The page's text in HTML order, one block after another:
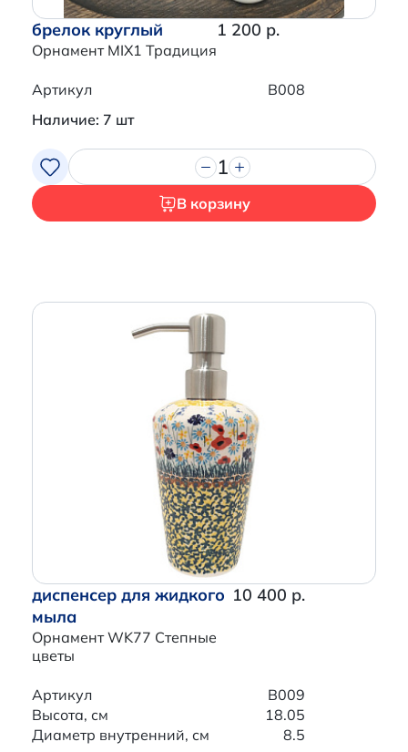
брелок круглый
Орнамент MIX1 Традиция
1 200 р.
Артикул
B008
Наличие: 7 шт
1
В корзину
диспенсер для жидкого
мыла
Орнамент WK77 Степные
цветы
10 400 р.
Артикул
B009
Высота, см
18.05
Диаметр внутренний, см
8.5